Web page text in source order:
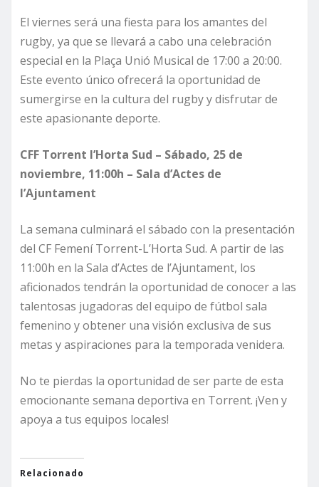
El viernes será una fiesta para los amantes del
rugby, ya que se llevará a cabo una celebración
especial en la Plaça Unió Musical de 17:00 a 20:00.
Este evento único ofrecerá la oportunidad de
sumergirse en la cultura del rugby y disfrutar de
este apasionante deporte.
CFF Torrent l’Horta Sud – Sábado, 25 de
noviembre, 11:00h – Sala d’Actes de
l’Ajuntament
La semana culminará el sábado con la presentación
del CF Femení Torrent-L’Horta Sud. A partir de las
11:00h en la Sala d’Actes de l’Ajuntament, los
aficionados tendrán la oportunidad de conocer a las
talentosas jugadoras del equipo de fútbol sala
femenino y obtener una visión exclusiva de sus
metas y aspiraciones para la temporada venidera.
No te pierdas la oportunidad de ser parte de esta
emocionante semana deportiva en Torrent. ¡Ven y
apoya a tus equipos locales!
Relacionado